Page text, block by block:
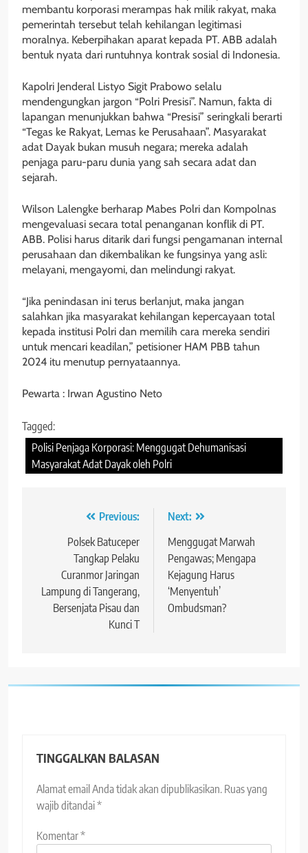
membantu korporasi merampas hak milik rakyat, maka
pemerintah tersebut telah kehilangan legitimasi
moralnya. Keberpihakan aparat kepada PT. ABB adalah
bentuk nyata dari runtuhnya kontrak sosial di Indonesia.
Kapolri Jenderal Listyo Sigit Prabowo selalu
mendengungkan jargon “Polri Presisi”. Namun, fakta di
lapangan menunjukkan bahwa “Presisi” seringkali berarti
“Tegas ke Rakyat, Lemas ke Perusahaan”. Masyarakat
adat Dayak bukan musuh negara; mereka adalah
penjaga paru-paru dunia yang sah secara adat dan
sejarah.
Wilson Lalengke berharap Mabes Polri dan Kompolnas
mengevaluasi secara total penanganan konflik di PT.
ABB. Polisi harus ditarik dari fungsi pengamanan internal
perusahaan dan dikembalikan ke fungsinya yang asli:
melayani, mengayomi, dan melindungi rakyat.
“Jika penindasan ini terus berlanjut, maka jangan
salahkan jika masyarakat kehilangan kepercayaan total
kepada institusi Polri dan memilih cara mereka sendiri
untuk mencari keadilan,” petisioner HAM PBB tahun
2024 itu menutup pernyataannya.
Pewarta : Irwan Agustino Neto
Tagged:
Polisi Penjaga Korporasi: Menggugat Dehumanisasi
Masyarakat Adat Dayak oleh Polri
Navigasi Previous:
Polsek Batuceper
Tangkap Pelaku
Curanmor Jaringan
Lampung di Tangerang,
Bersenjata Pisau dan
Kunci T
Next:
Menggugat Marwah
Pengawas; Mengapa
Kejagung Harus
‘Menyentuh’
Ombudsman?
TINGGALKAN BALASAN
Alamat email Anda tidak akan dipublikasikan. Ruas yang
wajib ditandai*
Komentar*